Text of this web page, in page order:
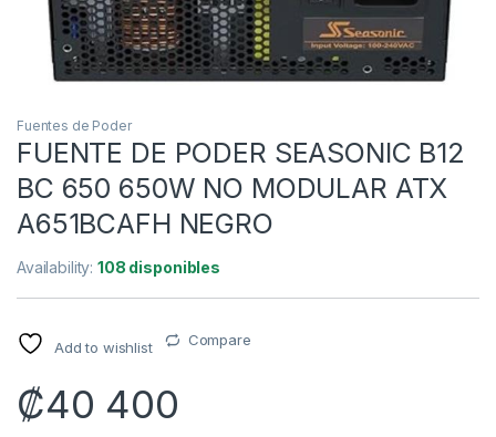
Fuentes de Poder
FUENTE DE PODER SEASONIC B12
BC 650 650W NO MODULAR ATX
A651BCAFH NEGRO
Availability:108 disponibles
Add to wishlist Compare
₡40 400